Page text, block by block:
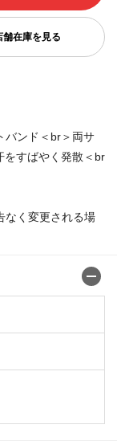
バンド＜br＞両サ
をすばやく発散＜br
なく変更される場